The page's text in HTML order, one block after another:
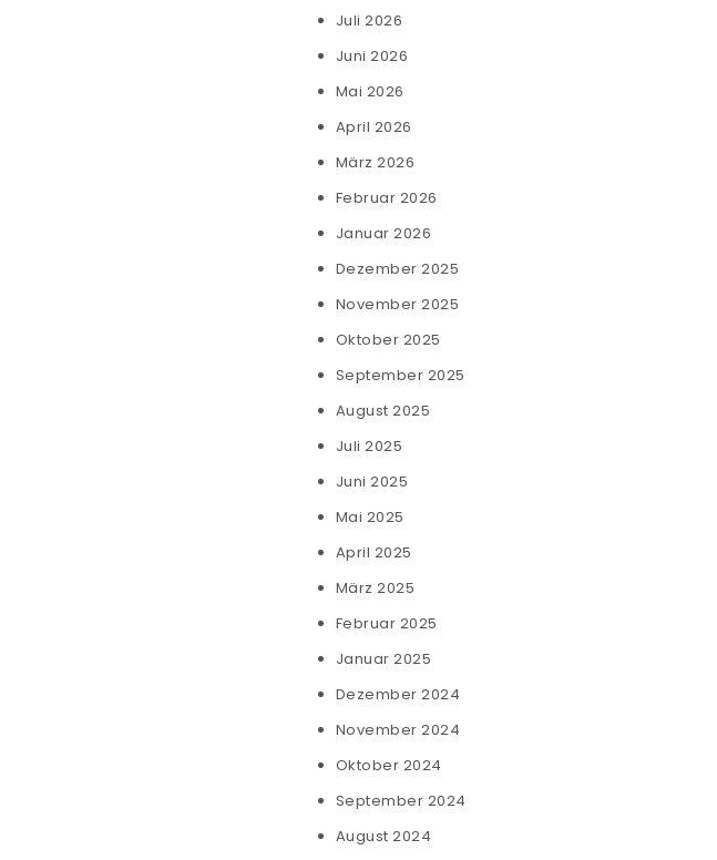
Juli 2026
Juni 2026
Mai 2026
April 2026
März 2026
Februar 2026
Januar 2026
Dezember 2025
November 2025
Oktober 2025
September 2025
August 2025
Juli 2025
Juni 2025
Mai 2025
April 2025
März 2025
Februar 2025
Januar 2025
Dezember 2024
November 2024
Oktober 2024
September 2024
August 2024